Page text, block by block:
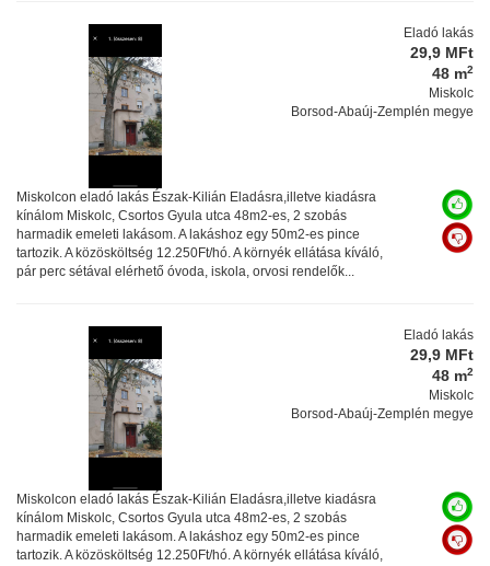
Eladó lakás
29,9 MFt
48 m2
Miskolc
Borsod-Abaúj-Zemplén megye
Miskolcon eladó lakás Észak-Kilián Eladásra,illetve kiadásra
kínálom Miskolc, Csortos Gyula utca 48m2-es, 2 szobás
harmadik emeleti lakásom. A lakáshoz egy 50m2-es pince
tartozik. A közösköltség 12.250Ft/hó. A környék ellátása kíváló,
pár perc sétával elérhető óvoda, iskola, orvosi rendelők...
Eladó lakás
29,9 MFt
48 m2
Miskolc
Borsod-Abaúj-Zemplén megye
Miskolcon eladó lakás Észak-Kilián Eladásra,illetve kiadásra
kínálom Miskolc, Csortos Gyula utca 48m2-es, 2 szobás
harmadik emeleti lakásom. A lakáshoz egy 50m2-es pince
tartozik. A közösköltség 12.250Ft/hó. A környék ellátása kíváló,